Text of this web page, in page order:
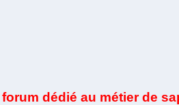
dédié au métier de